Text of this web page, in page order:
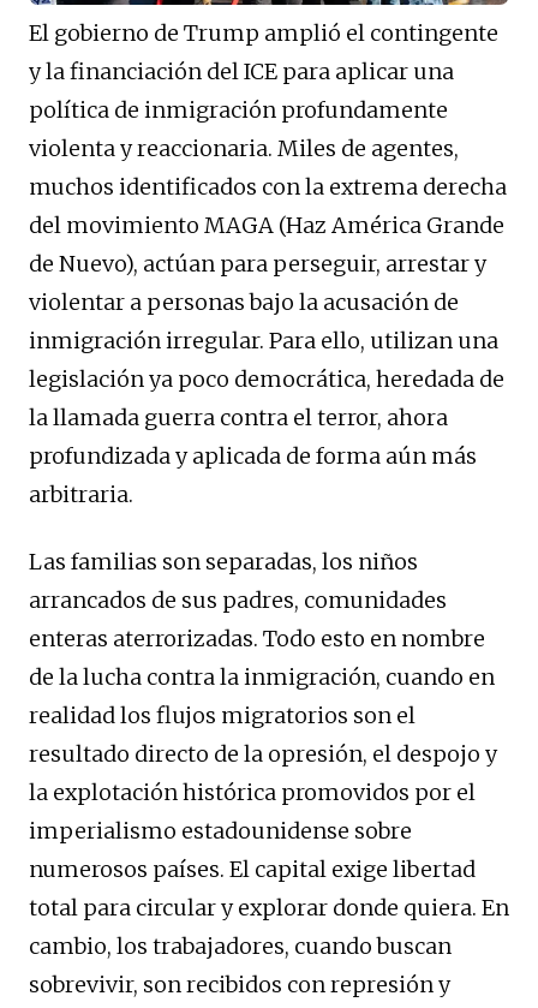
El gobierno de Trump amplió el contingente
y la financiación del ICE para aplicar una
política de inmigración profundamente
violenta y reaccionaria. Miles de agentes,
muchos identificados con la extrema derecha
del movimiento MAGA (Haz América Grande
de Nuevo), actúan para perseguir, arrestar y
violentar a personas bajo la acusación de
inmigración irregular. Para ello, utilizan una
legislación ya poco democrática, heredada de
la llamada guerra contra el terror, ahora
profundizada y aplicada de forma aún más
arbitraria.
Las familias son separadas, los niños
arrancados de sus padres, comunidades
enteras aterrorizadas. Todo esto en nombre
de la lucha contra la inmigración, cuando en
realidad los flujos migratorios son el
resultado directo de la opresión, el despojo y
la explotación histórica promovidos por el
imperialismo estadounidense sobre
numerosos países. El capital exige libertad
total para circular y explorar donde quiera. En
cambio, los trabajadores, cuando buscan
sobrevivir, son recibidos con represión y